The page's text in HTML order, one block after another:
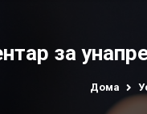
за
Дома